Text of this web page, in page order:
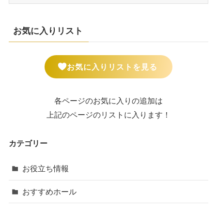
お気に入りリスト
お気に入りリストを見る
各ページのお気に入りの追加は
上記のページのリストに入ります！
カテゴリー
お役立ち情報
おすすめホール